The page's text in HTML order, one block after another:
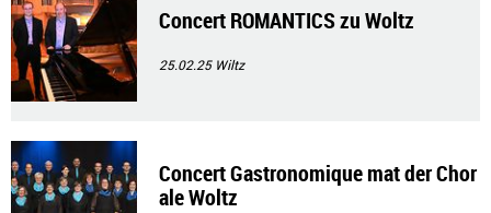
Concert ROMANTICS zu Woltz
25.02.25 Wiltz
Concert Gastronomique mat der Chor
ale Woltz